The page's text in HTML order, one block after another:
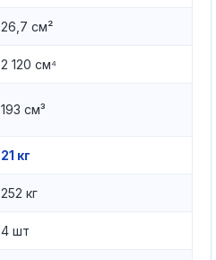
26,7 см²
2 120 см⁴
193 см³
21 кг
252 кг
4 шт